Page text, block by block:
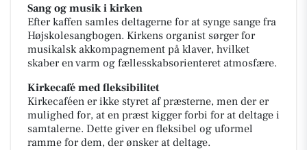
Sang og musik i kirken
Efter kaffen samles deltagerne for at synge sange fra
Højskolesangbogen. Kirkens organist sørger for
musikalsk akkompagnement på klaver, hvilket
skaber en varm og fællesskabsorienteret atmosfære.
Kirkecafé med fleksibilitet
Kirkecaféen er ikke styret af præsterne, men der er
mulighed for, at en præst kigger forbi for at deltage i
samtalerne. Dette giver en fleksibel og uformel
ramme for dem, der ønsker at deltage.